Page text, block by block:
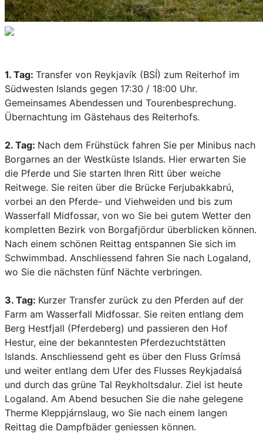
1. Tag: Transfer von Reykjavík (BSÍ) zum Reiterhof im
Südwesten Islands gegen 17:30 / 18:00 Uhr.
Gemeinsames Abendessen und Tourenbesprechung.
Übernachtung im Gästehaus des Reiterhofs.
2. Tag: Nach dem Frühstück fahren Sie per Minibus nach
Borgarnes an der Westküste Islands. Hier erwarten Sie
die Pferde und Sie starten Ihren Ritt über weiche
Reitwege. Sie reiten über die Brücke Ferjubakkabrú,
vorbei an den Pferde- und Viehweiden und bis zum
Wasserfall Midfossar, von wo Sie bei gutem Wetter den
kompletten Bezirk von Borgafjördur überblicken können.
Nach einem schönen Reittag entspannen Sie sich im
Schwimmbad. Anschliessend fahren Sie nach Logaland,
wo Sie die nächsten fünf Nächte verbringen.
3. Tag: Kurzer Transfer zurück zu den Pferden auf der
Farm am Wasserfall Midfossar. Sie reiten entlang dem
Berg Hestfjall (Pferdeberg) und passieren den Hof
Hestur, eine der bekanntesten Pferdezuchtstätten
Islands. Anschliessend geht es über den Fluss Grímsá
und weiter entlang dem Ufer des Flusses Reykjadalsá
und durch das grüne Tal Reykholtsdalur. Ziel ist heute
Logaland. Am Abend besuchen Sie die nahe gelegene
Therme Kleppjárnslaug, wo Sie nach einem langen
Reittag die Dampfbäder geniessen können.